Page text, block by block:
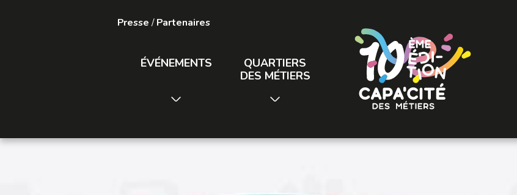
Presse/Partenaires
ÉVÉNEMENTS
QUARTIERS
DES MÉTIERS